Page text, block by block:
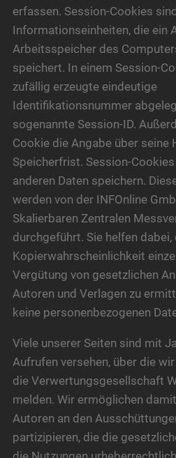
erfassen. Session-Cookies
Informationseinheiten, die ein
Arbeitsspeicher des
speichert. In einem Session-
zufällig erzeugte eindeutige
Identifikationsnummer
sogenannte Session-ID.
Cookie die Angabe über seine
Speicherfrist. Session-
anderen Daten speichern.
werden von der INFOnline
Skalierbaren Zentralen
durchgeführt. Sie helfen dabei,
Kopierwahrscheinlichkeit
Vergütung von gesetzlichen
Autoren und Verlagen zu
keine personenbezogenen
Viele unserer Seiten sind mit
Aufrufen versehen, über die
die Verwertungsgesellschaft
melden. Wir ermöglichen
Autoren an den
partizipieren, die die